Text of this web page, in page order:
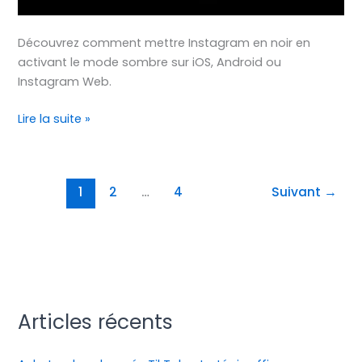
Découvrez comment mettre Instagram en noir en
activant le mode sombre sur iOS, Android ou
Instagram Web.
Lire la suite »
1 2 … 4 Suivant →
Articles récents